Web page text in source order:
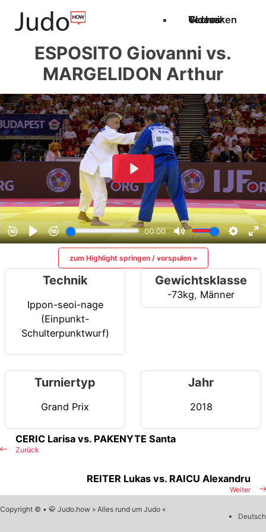
Techniken
Videos
Glossar
ESPOSITO Giovanni vs.
MARGELIDON Arthur
zum Highlight springen / vorspulen »
Technik
Ippon-seoi-nage
(Einpunkt-
Schulterpunktwurf)
Gewichtsklasse
-73kg, Männer
Turniertyp
Grand Prix
Jahr
2018
Zurück
CERIC Larisa vs. PAKENYTE Santa
Weiter
REITER Lukas vs. RAICU Alexandru
Copyright © • 🥋 Judo.how » Alles rund um Judo «
Deutsch